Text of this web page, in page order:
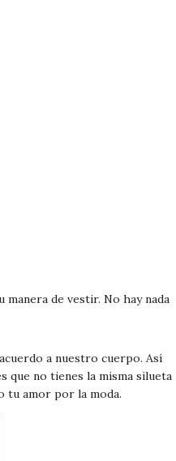
de vestir. No hay nada
a nuestro cuerpo. Así
que no tienes la misma silueta
tu amor por la moda.